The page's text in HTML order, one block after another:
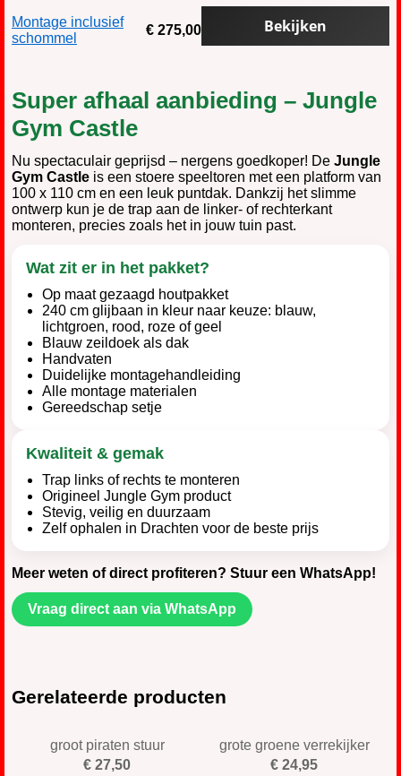
Montage inclusief
schommel
€ 275,00 Bekijken
Super afhaal aanbieding – Jungle
Gym Castle
Nu spectaculair geprijsd – nergens goedkoper! De Jungle
Gym Castle is een stoere speeltoren met een platform van
100 x 110 cm en een leuk puntdak. Dankzij het slimme
ontwerp kun je de trap aan de linker- of rechterkant
monteren, precies zoals het in jouw tuin past.
Wat zit er in het pakket?
Op maat gezaagd houtpakket
240 cm glijbaan in kleur naar keuze: blauw,
lichtgroen, rood, roze of geel
Blauw zeildoek als dak
Handvaten
Duidelijke montagehandleiding
Alle montage materialen
Gereedschap setje
Kwaliteit & gemak
Trap links of rechts te monteren
Origineel Jungle Gym product
Stevig, veilig en duurzaam
Zelf ophalen in Drachten voor de beste prijs
Meer weten of direct profiteren? Stuur een WhatsApp!
Vraag direct aan via WhatsApp
Gerelateerde producten
groot piraten stuur
€ 27,50
grote groene verrekijker
€ 24,95